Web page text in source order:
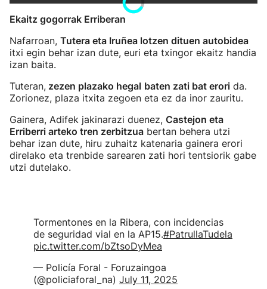
Ekaitz gogorrak Erriberan
Nafarroan, Tutera eta Iruñea lotzen dituen autobidea
itxi egin behar izan dute, euri eta txingor ekaitz handia
izan baita.
Tuteran, zezen plazako hegal baten zati bat erori da.
Zorionez, plaza itxita zegoen eta ez da inor zauritu.
Gainera, Adifek jakinarazi duenez, Castejon eta
Erriberri arteko tren zerbitzua bertan behera utzi
behar izan dute, hiru zuhaitz katenaria gainera erori
direlako eta trenbide sarearen zati hori tentsiorik gabe
utzi dutelako.
Tormentones en la Ribera, con incidencias
de seguridad vial en la AP15.#PatrullaTudela
pic.twitter.com/bZtsoDyMea
— Policía Foral - Foruzaingoa
(@policiaforal_na) July 11, 2025